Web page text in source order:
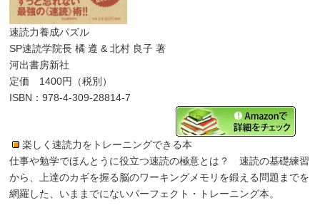
速読力養成パズル
SP速読学院長 橘 遵 & 北村 良子 著
河出書房新社
定価 1400円（税別）
ISBN：978-4-309-28814-7
楽しく速読力をトレーニングできる本
仕事や勉学でほんとうに役立つ速読の極意とは？ 速読の基礎練習
から、上達のカギを握る脳のワーキングメモリを鍛える問題までを
網羅した、いままでにないパーフェクト・トレーニング本。